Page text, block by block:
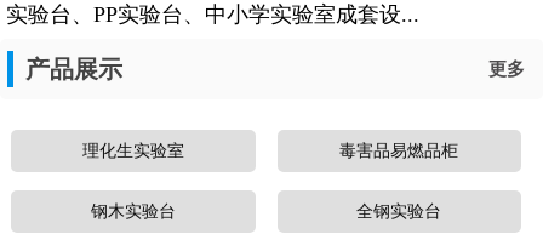
实验台、PP实验台、中小学实验室成套设...
产品展示 更多
理化生实验室 毒害品易燃品柜
钢木实验台 全钢实验台